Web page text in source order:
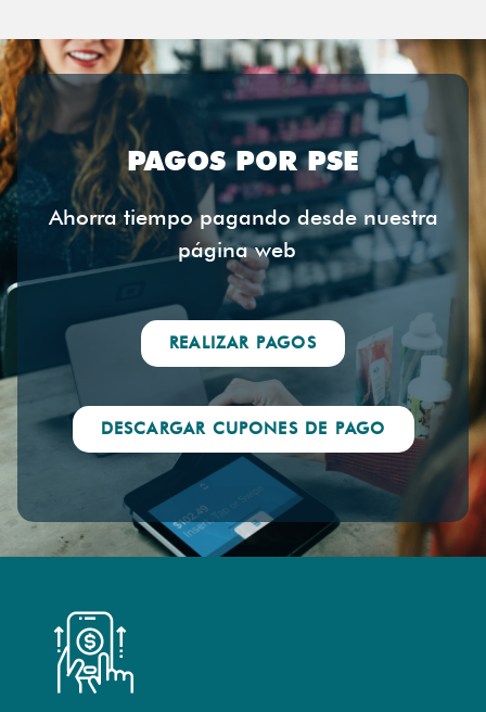
PAGOS POR PSE
Ahorra tiempo pagando desde nuestra
página web
REALIZAR PAGOS
DESCARGAR CUPONES DE PAGO